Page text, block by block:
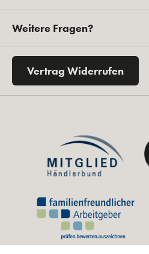
Weitere Fragen?
Vertrag Widerrufen